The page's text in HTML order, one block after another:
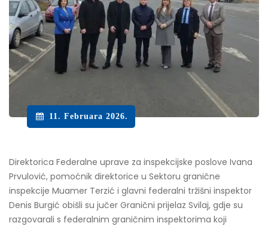
11. Februara 2026.
Direktorica Federalne uprave za inspekcijske poslove Ivana
Prvulović, pomoćnik direktorice u Sektoru granične
inspekcije Muamer Terzić i glavni federalni tržišni inspektor
Denis Burgić obišli su jučer Granični prijelaz Svilaj, gdje su
razgovarali s federalnim graničnim inspektorima koji